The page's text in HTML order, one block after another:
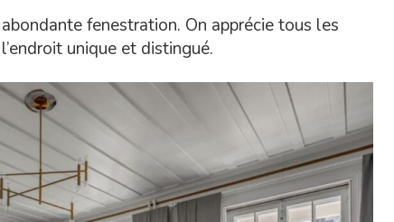
fenestration. On apprécie tous les
unique et distingué.